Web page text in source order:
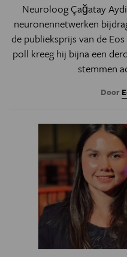
Neuroloog Çağatay
neuronennetwerken
de publieksprijs van de
poll kreeg hij bijna een
stemmen
Door